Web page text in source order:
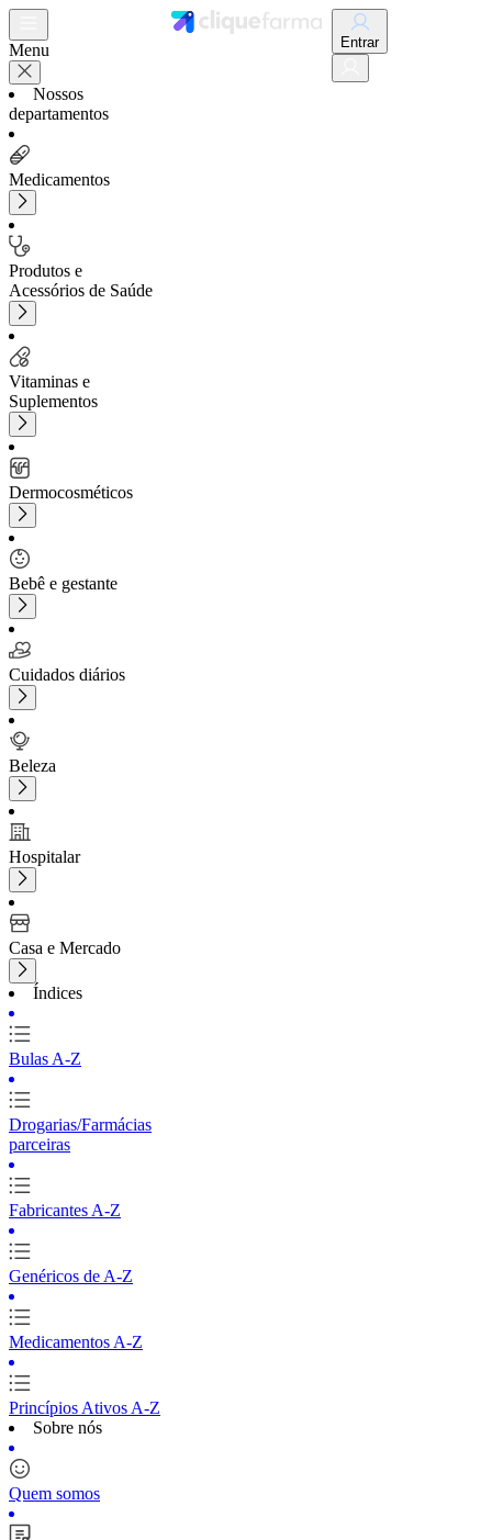
Menu
Nossos
departamentos
Medicamentos
Produtos e
Acessórios de Saúde
Vitaminas e
Suplementos
Dermocosméticos
Bebê e gestante
Cuidados diários
Beleza
Hospitalar
Casa e Mercado
Índices
Bulas A-Z
Drogarias/Farmácias
parceiras
Fabricantes A-Z
Genéricos de A-Z
Medicamentos A-Z
Princípios Ativos A-Z
Sobre nós
Quem somos
Entrar